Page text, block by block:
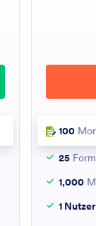
100
25
1,000
1 Nutzer